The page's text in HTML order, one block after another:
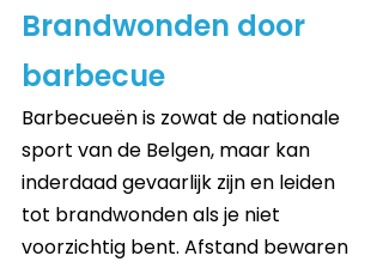
Brandwonden door
barbecue
Barbecueën is zowat de nationale
sport van de Belgen, maar kan
inderdaad gevaarlijk zijn en leiden
tot brandwonden als je niet
voorzichtig bent. Afstand bewaren